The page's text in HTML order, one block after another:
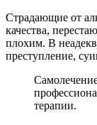
Страдающие от
качества,
плохим. В
преступление,
терапии.